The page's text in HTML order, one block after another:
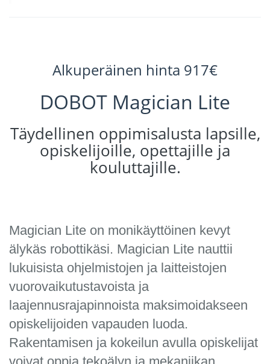
Alkuperäinen hinta 917€
DOBOT Magician Lite
Täydellinen oppimisalusta lapsille,
opiskelijoille, opettajille ja
kouluttajille.
Magician Lite on monikäyttöinen kevyt
älykäs robottikäsi. Magician Lite nauttii
lukuisista ohjelmistojen ja laitteistojen
vuorovaikutustavoista ja
laajennusrajapinnoista maksimoidakseen
opiskelijoiden vapauden luoda.
Rakentamisen ja kokeilun avulla opiskelijat